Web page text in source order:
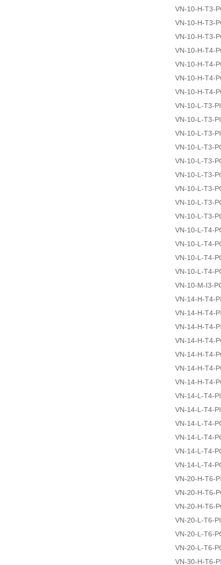
VN-10-H-T3-
VN-10-H-T3-
VN-10-H-T3-
VN-10-H-T4-
VN-10-H-T4-
VN-10-H-T4-
VN-10-H-T4-
VN-10-L-T3-
VN-10-L-T3-
VN-10-L-T3-
VN-10-L-T3-
VN-10-L-T3-
VN-10-L-T3-
VN-10-L-T3-
VN-10-L-T3-
VN-10-L-T3-
VN-10-L-T4-
VN-10-L-T4-
VN-10-L-T4-
VN-10-L-T4-
VN-10-M-I3-
VN-14-H-T4-
VN-14-H-T4-
VN-14-H-T4-
VN-14-H-T4-
VN-14-H-T4-
VN-14-H-T4-
VN-14-H-T4-
VN-14-L-T4-
VN-14-L-T4-
VN-14-L-T4-
VN-14-L-T4-
VN-14-L-T4-
VN-14-L-T4-
VN-20-H-T6-
VN-20-H-T6-
VN-20-H-T6-
VN-20-L-T6-
VN-20-L-T6-
VN-20-L-T6-
VN-30-H-T6-